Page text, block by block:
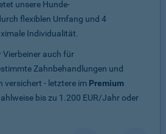
unsere Hunde-
flexiblen Umfang und 4
Individualität.
auch für
Zahnbehandlungen und
versichert - letztere im Premium
bis zu 1.200 EUR/Jahr oder